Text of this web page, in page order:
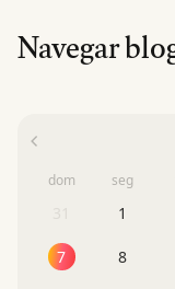
Navegar
dom seg
1
7 8